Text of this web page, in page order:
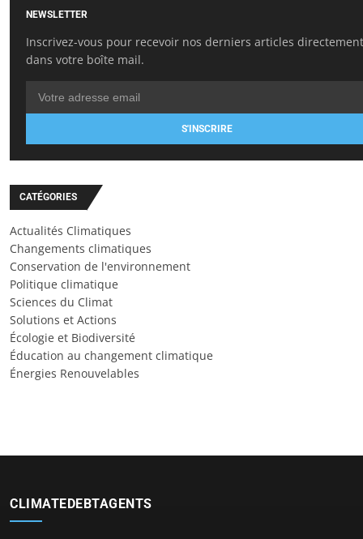
NEWSLETTER
Inscrivez-vous pour recevoir nos derniers articles directement
dans votre boîte mail.
S'INSCRIRE
CATÉGORIES
Actualités Climatiques
Changements climatiques
Conservation de l'environnement
Politique climatique
Sciences du Climat
Solutions et Actions
Écologie et Biodiversité
Éducation au changement climatique
Énergies Renouvelables
CLIMATEDEBTAGENTS